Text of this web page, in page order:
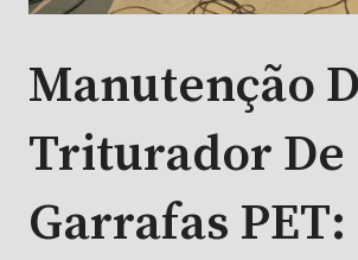
Manutenção
Triturador De
Garrafas